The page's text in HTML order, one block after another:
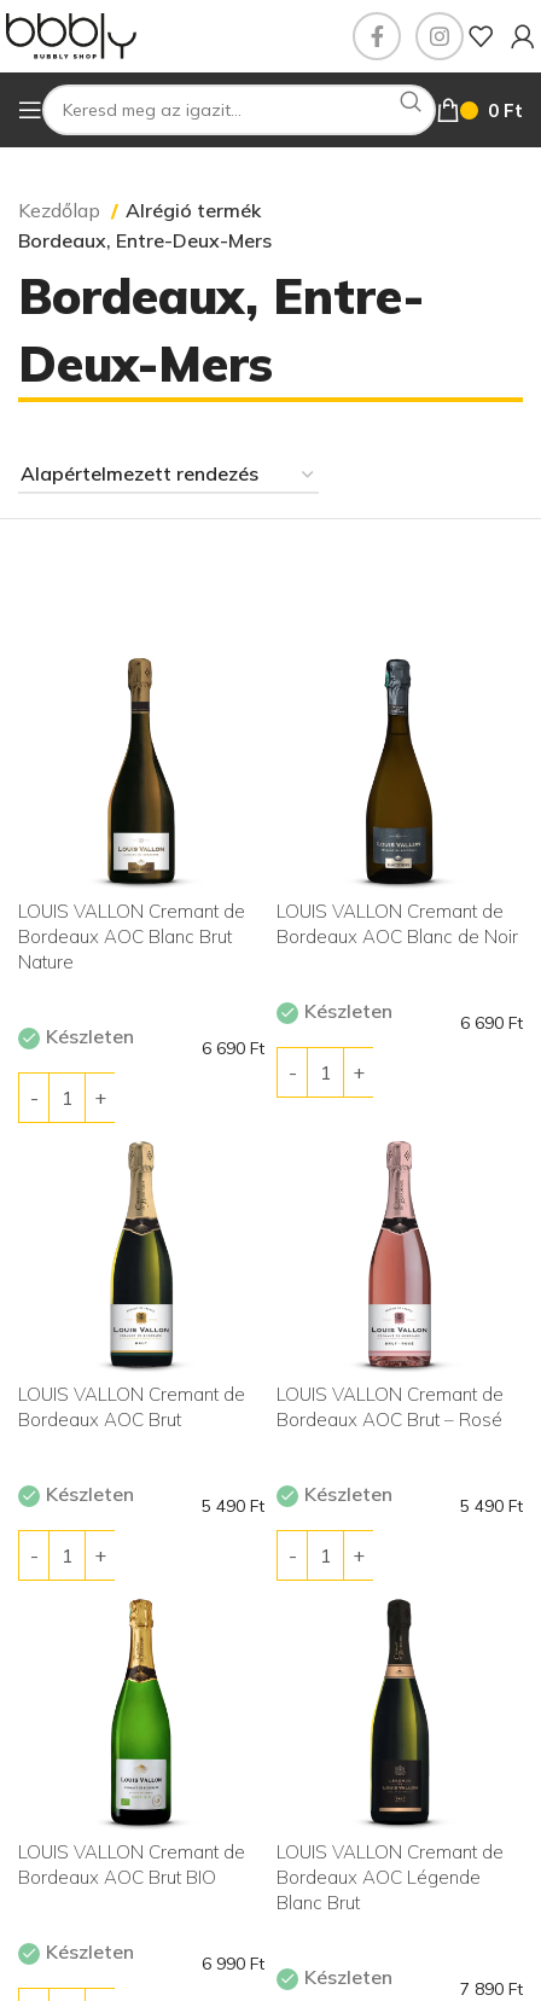
0 Ft
Kezdőlap
Alrégió termék
Bordeaux, Entre-Deux-Mers
Bordeaux, Entre-
Deux-Mers
LOUIS VALLON Cremant de
Bordeaux AOC Blanc Brut
Nature
Készleten 6 690 Ft
LOUIS VALLON Cremant de
Bordeaux AOC Blanc de Noir
Készleten 6 690 Ft
LOUIS VALLON Cremant de
Bordeaux AOC Brut
Készleten 5 490 Ft
LOUIS VALLON Cremant de
Bordeaux AOC Brut – Rosé
Készleten 5 490 Ft
LOUIS VALLON Cremant de
Bordeaux AOC Brut BIO
Készleten 6 990 Ft
LOUIS VALLON Cremant de
Bordeaux AOC Légende
Blanc Brut
Készleten 7 890 Ft